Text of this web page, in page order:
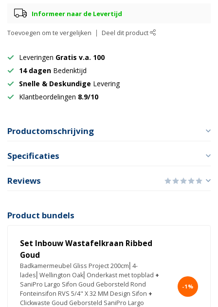
Informeer naar de Levertijd
Toevoegen om te vergelijken Deel dit product
Leveringen Gratis v.a. 100
14 dagen Bedenktijd
Snelle & Deskundige Levering
Klantbeordelingen 8.9/10
Productomschrijving
Specificaties
Reviews
Product bundels
Set Inbouw Wastafelkraan Ribbed
Goud
Badkamermeubel Gliss Project 200cm⎢4-
lades⎢Wellington Oak⎢Onderkast met topblad +
SaniPro Largo Sifon Goud Geborsteld Rond
Fonteinsifon RVS 5/4" X 32 MM Design Sifon +
Clickwaste Goud Geborsteld SaniPro Largo
-1%